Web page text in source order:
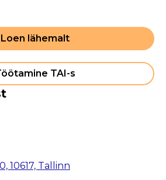
Loen lähemalt
TAI-s
10617, Tallinn